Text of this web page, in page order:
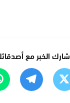
شارك الخبر مع